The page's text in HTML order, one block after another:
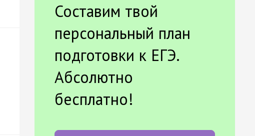
Составим твой
персональный план
подготовки к ЕГЭ.
Абсолютно
бесплатно!